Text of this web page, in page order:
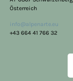
Österreich
info@alpenarte.eu
+43 664 41 766 32